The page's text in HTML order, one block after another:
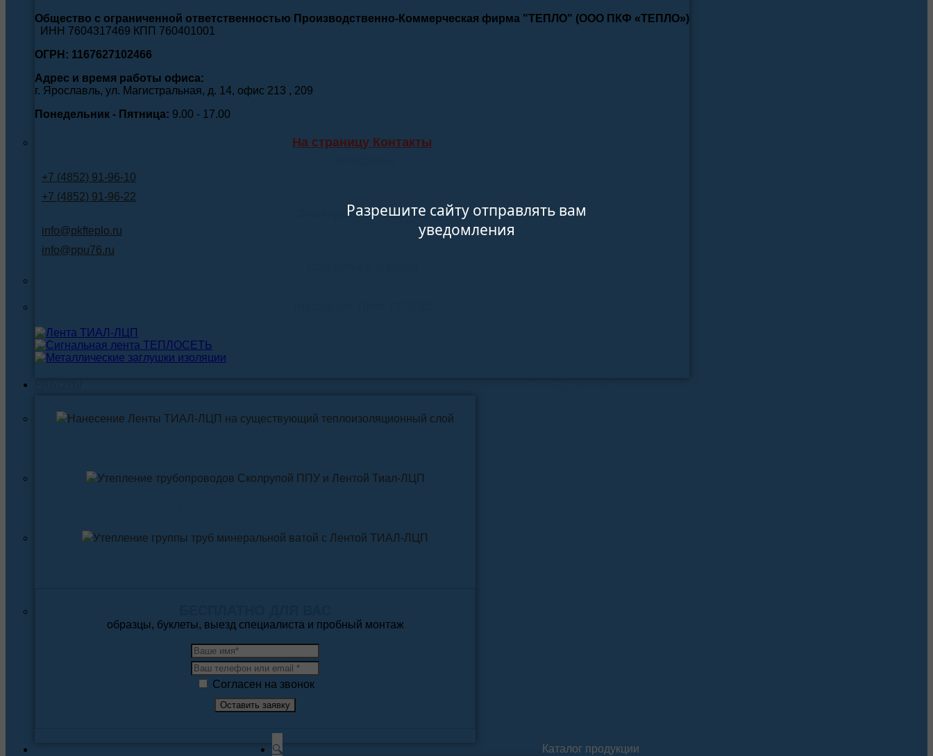
Разрешите сайту отправлять вам
уведомления
Общество с ограниченной ответственностью Производственно-Коммерческая фирма "ТЕПЛО" (ООО ПКФ «ТЕПЛО»)
ИНН 7604317469 КПП 760401001
ОГРН: 1167627102466
Адрес и время работы офиса:
г. Ярославль, ул. Магистральная, д. 14, офис 213 , 209
Понедельник - Пятница: 9.00 - 17.00
На страницу Контакты
+7 (4852) 91-96-10
+7 (4852) 91-96-22
Электронные адреса
info@pkfteplo.ru
info@ppu76.ru
образцы, буклеты, выезд специалиста и пробный монтаж
Согласен на звонок
🔍 Каталог продукции